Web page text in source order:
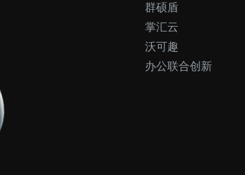
群硕盾
掌汇云
沃可趣
办公联合创新